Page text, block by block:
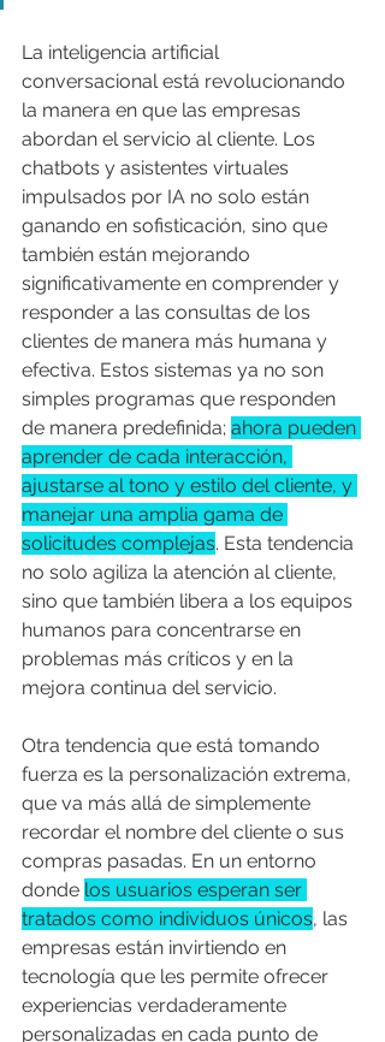
La inteligencia artificial
conversacional está revolucionando
la manera en que las empresas
abordan el servicio al cliente. Los
chatbots y asistentes virtuales
impulsados por IA no solo están
ganando en sofisticación, sino que
también están mejorando
significativamente en comprender y
responder a las consultas de los
clientes de manera más humana y
efectiva. Estos sistemas ya no son
simples programas que responden
de manera predefinida; ahora pueden
aprender de cada interacción,
ajustarse al tono y estilo del cliente, y
manejar una amplia gama de
solicitudes complejas. Esta tendencia
no solo agiliza la atención al cliente,
sino que también libera a los equipos
humanos para concentrarse en
problemas más críticos y en la
mejora continua del servicio.
Otra tendencia que está tomando
fuerza es la personalización extrema,
que va más allá de simplemente
recordar el nombre del cliente o sus
compras pasadas. En un entorno
donde los usuarios esperan ser
tratados como individuos únicos, las
empresas están invirtiendo en
tecnología que les permite ofrecer
experiencias verdaderamente
personalizadas en cada punto de